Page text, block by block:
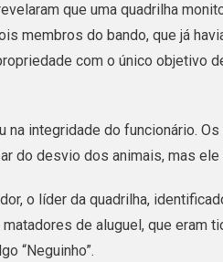
que uma quadrilha
membros do bando, que já
com o único objetivo
na integridade do funcionário.
do desvio dos animais, mas
o líder da quadrilha,
de aluguel, que eram
“Neguinho”.